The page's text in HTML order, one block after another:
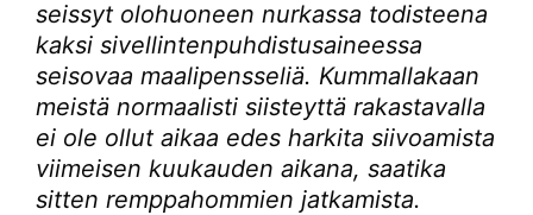
seissyt olohuoneen nurkassa todisteena
kaksi sivellintenpuhdistusaineessa
seisovaa maalipensseliä. Kummallakaan
meistä normaalisti siisteyttä rakastavalla
ei ole ollut aikaa edes harkita siivoamista
viimeisen kuukauden aikana, saatika
sitten remppahommien jatkamista.